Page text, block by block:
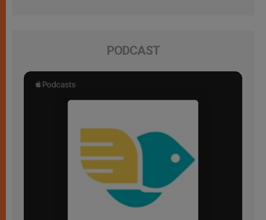
PODCAST